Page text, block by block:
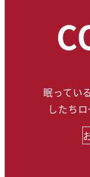
眠ってい
したち